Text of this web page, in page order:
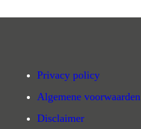
Privacy policy
Algemene voorwaarden
Disclaimer